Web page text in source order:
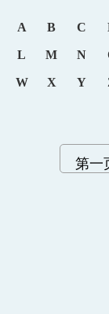
A B C
L M N
W X Y
第一